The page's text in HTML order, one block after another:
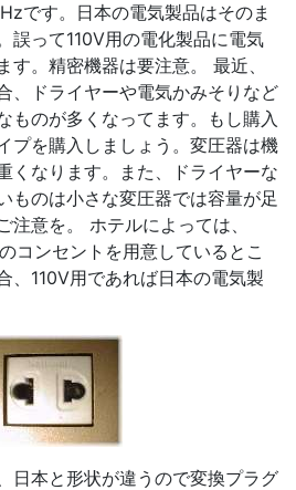
です。日本の電気製品はそのま
誤って110V用の電化製品に電気
す。精密機器は要注意。 最近、
、ドライヤーや電気かみそりなど
ものが多くなってます。もし購入
プを購入しましょう。変圧器は機
くなります。また、ドライヤーな
ものは小さな変圧器では容量が足
注意を。 ホテルによっては、
コンセントを用意しているとこ
、110V用であれば日本の電気製
日本と形状が違うので変換プラグ